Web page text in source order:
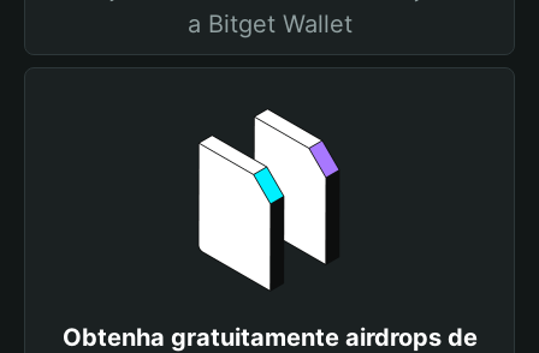
a Bitget Wallet
Obtenha gratuitamente airdrops de